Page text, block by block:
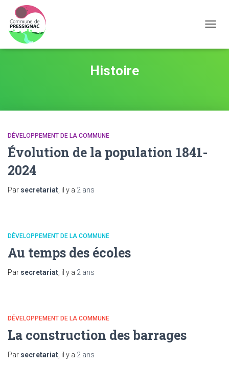
Histoire
DÉVELOPPEMENT DE LA COMMUNE
Évolution de la population 1841-
2024
Par secretariat , il y a 2 ans
DÉVELOPPEMENT DE LA COMMUNE
Au temps des écoles
Par secretariat , il y a 2 ans
DÉVELOPPEMENT DE LA COMMUNE
La construction des barrages
Par secretariat , il y a 2 ans